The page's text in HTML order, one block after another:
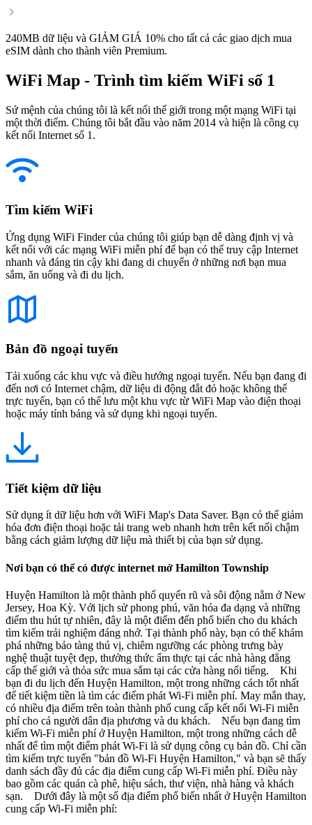
240MB dữ liệu và GIẢM GIÁ 10% cho tất cả các giao dịch mua
eSIM dành cho thành viên Premium.
WiFi Map - Trình tìm kiếm WiFi số 1
Sứ mệnh của chúng tôi là kết nối thế giới trong một mạng WiFi tại
một thời điểm. Chúng tôi bắt đầu vào năm 2014 và hiện là công cụ
kết nối Internet số 1.
Tìm kiếm WiFi
Ứng dụng WiFi Finder của chúng tôi giúp bạn dễ dàng định vị và
kết nối với các mạng WiFi miễn phí để bạn có thể truy cập Internet
nhanh và đáng tin cậy khi đang di chuyển ở những nơi bạn mua
sắm, ăn uống và đi du lịch.
Bản đồ ngoại tuyến
Tải xuống các khu vực và điều hướng ngoại tuyến. Nếu bạn đang đi
đến nơi có Internet chậm, dữ liệu di động đắt đỏ hoặc không thể
trực tuyến, bạn có thể lưu một khu vực từ WiFi Map vào điện thoại
hoặc máy tính bảng và sử dụng khi ngoại tuyến.
Tiết kiệm dữ liệu
Sử dụng ít dữ liệu hơn với WiFi Map's Data Saver. Bạn có thể giảm
hóa đơn điện thoại hoặc tải trang web nhanh hơn trên kết nối chậm
bằng cách giảm lượng dữ liệu mà thiết bị của bạn sử dụng.
Nơi bạn có thể có được internet mở Hamilton Township
Huyện Hamilton là một thành phố quyến rũ và sôi động nằm ở New
Jersey, Hoa Kỳ. Với lịch sử phong phú, văn hóa đa dạng và những
điểm thu hút tự nhiên, đây là một điểm đến phổ biến cho du khách
tìm kiếm trải nghiệm đáng nhớ. Tại thành phố này, bạn có thể khám
phá những bảo tàng thú vị, chiêm ngưỡng các phòng trưng bày
nghệ thuật tuyệt đẹp, thưởng thức ẩm thực tại các nhà hàng đẳng
cấp thế giới và thỏa sức mua sắm tại các cửa hàng nổi tiếng. Khi
bạn đi du lịch đến Huyện Hamilton, một trong những cách tốt nhất
để tiết kiệm tiền là tìm các điểm phát Wi-Fi miễn phí. May mắn thay,
có nhiều địa điểm trên toàn thành phố cung cấp kết nối Wi-Fi miễn
phí cho cả người dân địa phương và du khách. Nếu bạn đang tìm
kiếm Wi-Fi miễn phí ở Huyện Hamilton, một trong những cách dễ
nhất để tìm một điểm phát Wi-Fi là sử dụng công cụ bản đồ. Chỉ cần
tìm kiếm trực tuyến "bản đồ Wi-Fi Huyện Hamilton," và bạn sẽ thấy
danh sách đầy đủ các địa điểm cung cấp Wi-Fi miễn phí. Điều này
bao gồm các quán cà phê, hiệu sách, thư viện, nhà hàng và khách
sạn. Dưới đây là một số địa điểm phổ biến nhất ở Huyện Hamilton
cung cấp Wi-Fi miễn phí: